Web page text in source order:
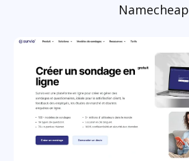
Namecheap